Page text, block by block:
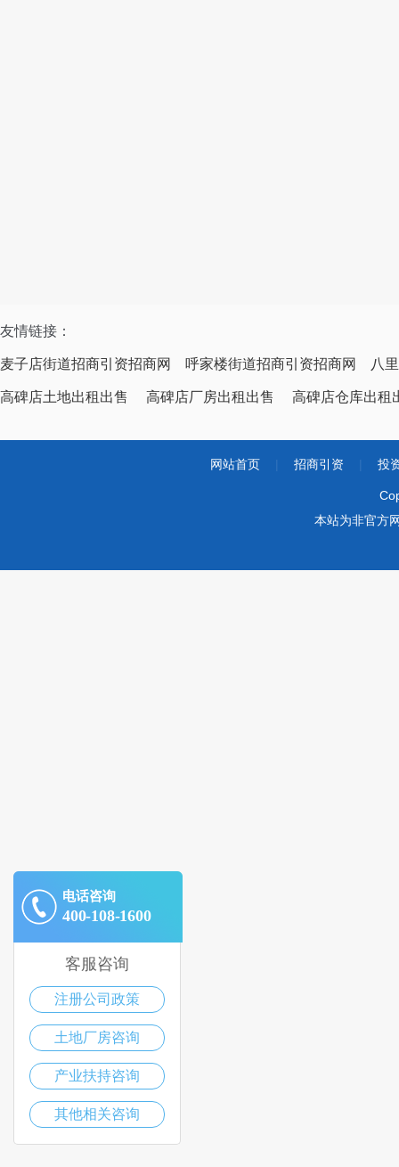
友情链接：
麦子店街道招商引资招商网 呼家楼街道招商引资招商网 八
高碑店土地出租出售 高碑店厂房出租出售 高碑店仓库出租
网站首页 招商引资 投
本站为非官方
电话咨询
400-108-1600
客服咨询
注册公司政策
土地厂房咨询
产业扶持咨询
其他相关咨询